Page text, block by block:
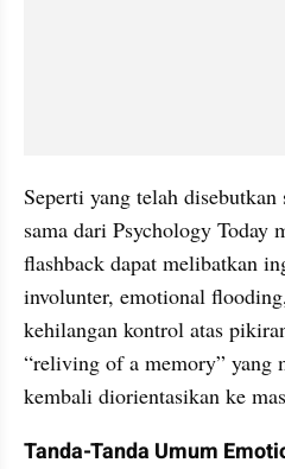
Seperti yang telah
sama dari Psychology Today
flashback dapat melibatkan
involunter, emotional
kehilangan kontrol atas
“reliving of a memory” yang
kembali diorientasikan ke
Tanda-Tanda Umum